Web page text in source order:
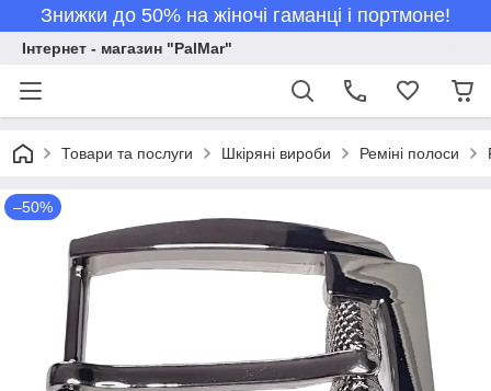
Знижки до 50% на жіночі гаманці і портмоне!
Інтернет - магазин "PalMar"
Товари та послуги Шкіряні вироби Реміні полоси
–50%